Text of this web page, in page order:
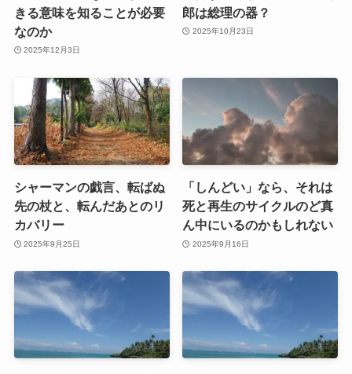
きる意味を知ることが必要
なのか
2025年12月3日
郎は総理の器？
2025年10月23日
シャーマンの戯言、転ばぬ
先の杖と、転んだあとのリ
カバリー
2025年9月25日
「しんどい」なら、それは
死と再生のサイクルのど真
ん中にいるのかもしれない
2025年9月16日